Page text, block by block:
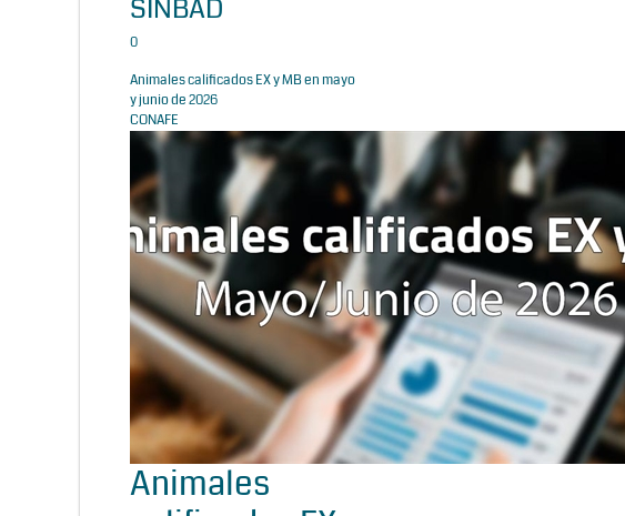
SINBAD
0
Animales calificados EX y MB en mayo
y junio de 2026
CONAFE
Animales